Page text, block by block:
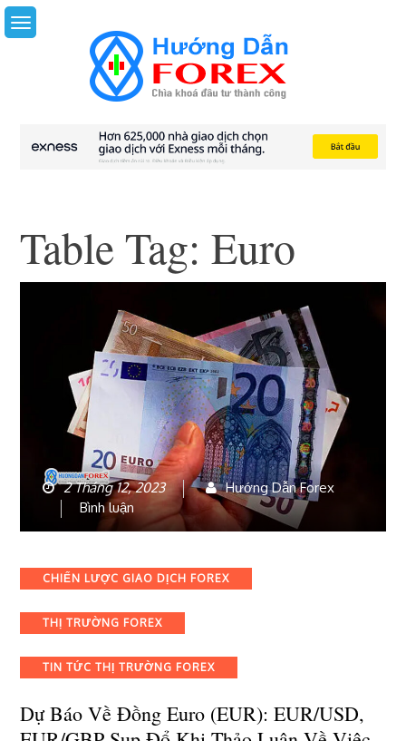
Skip
to
Table Tag:Euro
2 Tháng 12, 2023
Hướng Dẫn Forex
Bình luận bài
viết
báo
về
Euro
EUR/USD,
sụp
đổ
Categories
CHIẾN LƯỢC GIAO DỊCH FOREX
THỊ TRƯỜNG FOREX
TIN TỨC THỊ TRƯỜNG FOREX
Dự Báo Về Đồng Euro (EUR): EUR/USD,